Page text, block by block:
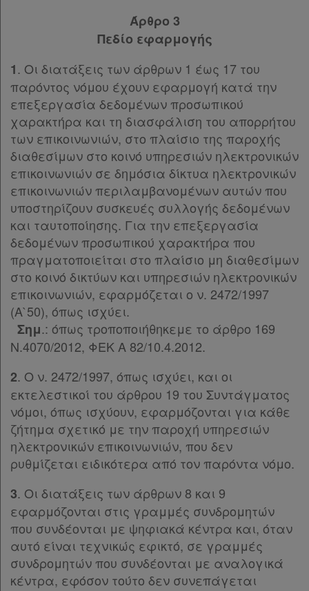
Άρθρο 3
Πεδίο εφαρμογής
1. Οι διατάξεις των άρθρων 1 έως 17 του
παρόντος νόμου έχουν εφαρμογή κατά την
επεξεργασία δεδομένων προσωπικού
χαρακτήρα και τη διασφάλιση του απορρήτου
των επικοινωνιών, στο πλαίσιο της παροχής
διαθεσίμων στο κοινό υπηρεσιών ηλεκτρονικών
επικοινωνιών σε δημόσια δίκτυα ηλεκτρονικών
επικοινωνιών περιλαμβανομένων αυτών που
υποστηρίζουν συσκευές συλλογής δεδομένων
και ταυτοποίησης. Για την επεξεργασία
δεδομένων προσωπικού χαρακτήρα που
πραγματοποιείται στο πλαίσιο μη διαθεσίμων
στο κοινό δικτύων και υπηρεσιών ηλεκτρονικών
επικοινωνιών, εφαρμόζεται ο ν. 2472/1997
(Α`50), όπως ισχύει.
Σημ.: όπως τροποποιήθηκεμε το άρθρο 169
Ν.4070/2012, ΦΕΚ Α 82/10.4.2012.
2. Ο ν. 2472/1997, όπως ισχύει, και οι
εκτελεστικοί του άρθρου 19 του Συντάγματος
νόμοι, όπως ισχύουν, εφαρμόζονται για κάθε
ζήτημα σχετικό με την παροχή υπηρεσιών
ηλεκτρονικών επικοινωνιών, που δεν
ρυθμίζεται ειδικότερα από τον παρόντα νόμο.
3. Οι διατάξεις των άρθρων 8 και 9
εφαρμόζονται στις γραμμές συνδρομητών
που συνδέονται με ψηφιακά κέντρα και, όταν
αυτό είναι τεχνικώς εφικτό, σε γραμμές
συνδρομητών που συνδέονται με αναλογικά
κέντρα, εφόσον τούτο δεν συνεπάγεται